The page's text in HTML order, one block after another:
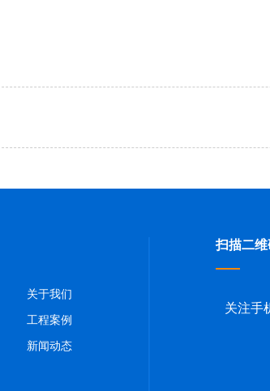
关于我们
工程案例
新闻动态
扫描二维
关注手